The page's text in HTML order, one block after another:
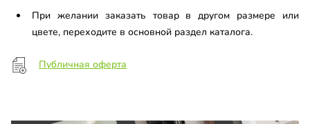
При желании заказать товар в другом размере или
цвете, переходите в основной раздел каталога.
Публичная оферта